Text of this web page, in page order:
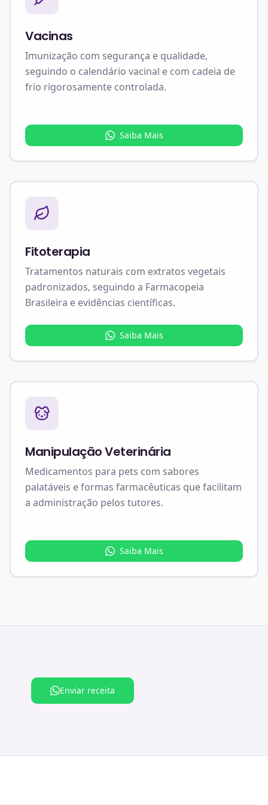
Vacinas
Imunização com segurança e qualidade,
seguindo o calendário vacinal e com cadeia de
frio rigorosamente controlada.
Saiba Mais
Fitoterapia
Tratamentos naturais com extratos vegetais
padronizados, seguindo a Farmacopeia
Brasileira e evidências científicas.
Saiba Mais
Manipulação Veterinária
Medicamentos para pets com sabores
palatáveis e formas farmacêuticas que facilitam
a administração pelos tutores.
Saiba Mais
Enviar receita